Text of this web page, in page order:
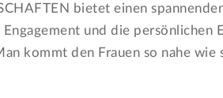
bietet einen
und die persönlichen
kommt den Frauen so nahe wie